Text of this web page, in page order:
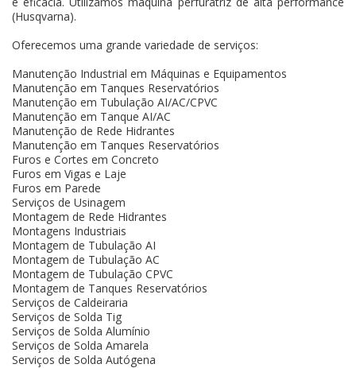
(Husqvarna).
Oferecemos uma grande variedade de serviços:
Manutenção Industrial em Máquinas e Equipamentos
Manutenção em Tanques Reservatórios
Manutenção em Tubulação AI/AC/CPVC
Manutenção em Tanque AI/AC
Manutenção de Rede Hidrantes
Manutenção em Tanques Reservatórios
Furos e Cortes em Concreto
Furos em Vigas e Laje
Furos em Parede
Serviços de Usinagem
Montagem de Rede Hidrantes
Montagens Industriais
Montagem de Tubulação AI
Montagem de Tubulação AC
Montagem de Tubulação CPVC
Montagem de Tanques Reservatórios
Serviços de Caldeiraria
Serviços de Solda Tig
Serviços de Solda Alumínio
Serviços de Solda Amarela
Serviços de Solda Autógena